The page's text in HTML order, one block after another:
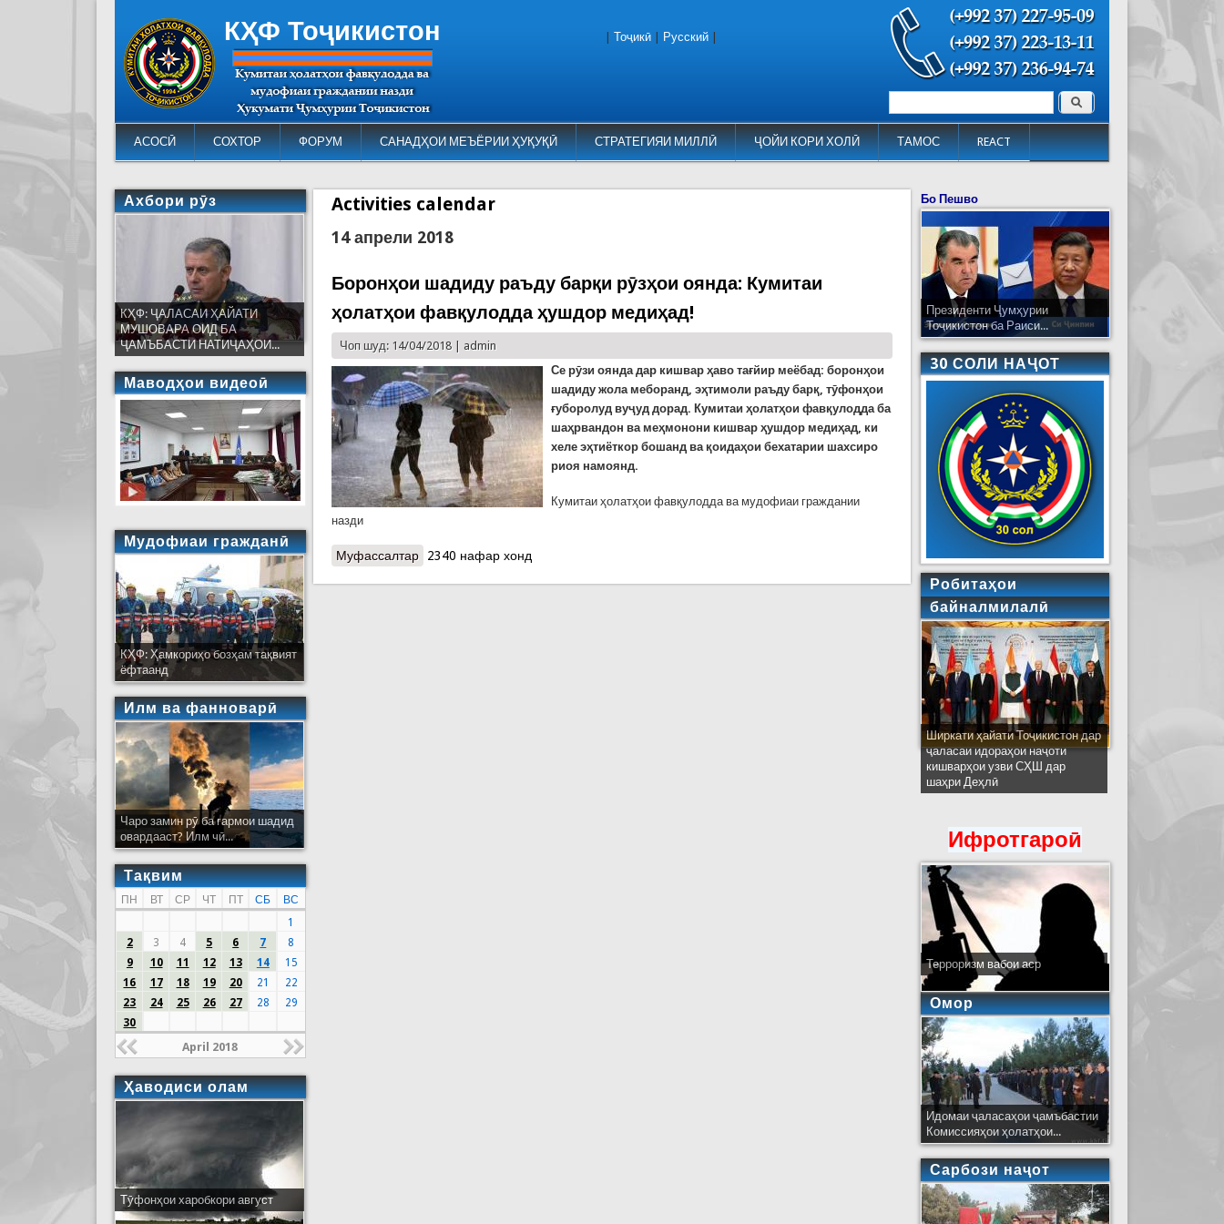
КҲФ Тоҷикистон
АСОСӢ СОХТОР ФОРУМ САНАДҲОИ МЕЪЁРИИ ҲУҚУҚӢ СТРАТЕГИЯИ МИЛЛӢ ҶОЙИ КОРИ ХОЛӢ ТАМОС REACT
Форма поиска Поиск
Тоҷикӣ Русский
Activities calendar
14 апрели 2018
Боронҳои шадиду раъду барқи рӯзҳои оянда: Кумитаи
ҳолатҳои фавқулодда ҳушдор медиҳад!
Чоп шуд: 14/04/2018 | admin
Се рӯзи оянда дар кишвар ҳаво тағйир меёбад: боронҳои
шадиду жола меборанд, эҳтимоли раъду барқ, тӯфонҳои
ғуборолуд вуҷуд дорад. Кумитаи ҳолатҳои фавқулодда ба
шаҳрвандон ва меҳмонони кишвар ҳушдор медиҳад, ки
хеле эҳтиёткор бошанд ва қоидаҳои бехатарии шахсиро
риоя намоянд.
Кумитаи ҳолатҳои фавқулодда ва мудофиаи граждании
назди
Муфассалтар о Боронҳои шадиду раъду барқи рӯзҳои оянда: Кумитаи ҳолатҳои фавқулодда ҳушдор медиҳад!
2340 нафар хонд
Ахбори рӯз
КҲФ: ҶАЛАСАИ ҲАЙАТИ
МУШОВАРА ОИД БА
ҶАМЪБАСТИ НАТИҶАҲОИ...
Маводҳои видеоӣ
Мудофиаи гражданӣ
КҲФ: Ҳамкориҳо бозҳам тақвият
ёфтаанд
Илм ва фанноварӣ
Чаро замин рӯ ба гармои шадид
овардааст? Илм чӣ...
Тақвим
ПН ВТ СР ЧТ ПТ СБ
ВС
1
2
3 4 5 6 7
8
9
10 11 12 13 14
15
16
17 18 19 20 21
22
23
24 25 26 27 28
29
30
April 2018
Ҳаводиси олам
Тӯфонҳои харобкори август
Бо Пешво
Президенти Ҷумҳурии
Тоҷикистон ба Раиси...
30 СОЛИ НАҶОТ
Робитаҳои
байналмилалӣ
Ширкати ҳайати Тоҷикистон дар
ҷаласаи идораҳои наҷоти
кишварҳои узви СҲШ дар
шаҳри Деҳлӣ
Ифротгароӣ
Терроризм вабои аср
Омор
Идомаи ҷаласаҳои ҷамъбастии
Комиссияҳои ҳолатҳои...
Сарбози наҷот